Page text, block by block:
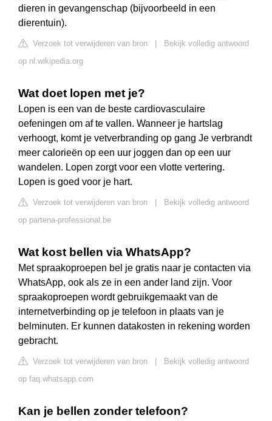
dieren in gevangenschap (bijvoorbeeld in een
dierentuin).
Verzoek tot verwijderen van bron
Bekijk volledig antwoord
op nl.wikipedia.org
Wat doet lopen met je?
Lopen is een van de beste cardiovasculaire
oefeningen om af te vallen. Wanneer je hartslag
verhoogt, komt je vetverbranding op gang Je verbrandt
meer calorieën op een uur joggen dan op een uur
wandelen. Lopen zorgt voor een vlotte vertering.
Lopen is goed voor je hart.
Verzoek tot verwijderen van bron
Bekijk volledig antwoord
op partena-professional.be
Wat kost bellen via WhatsApp?
Met spraakoproepen bel je gratis naar je contacten via
WhatsApp, ook als ze in een ander land zijn. Voor
spraakoproepen wordt gebruikgemaakt van de
internetverbinding op je telefoon in plaats van je
belminuten. Er kunnen datakosten in rekening worden
gebracht.
Verzoek tot verwijderen van bron
Bekijk volledig antwoord
op faq.whatsapp.com
Kan je bellen zonder telefoon?